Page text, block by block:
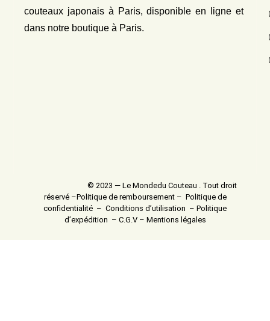
couteaux japonais à Paris, disponible en ligne et
dans notre boutique à Paris.
© 2023 — Le Mondedu Couteau . Tout droit
réservé –Politique de remboursement – Politique de
confidentialité – Conditions d’utilisation – Politique
d’expédition – C.G.V– Mentions légales